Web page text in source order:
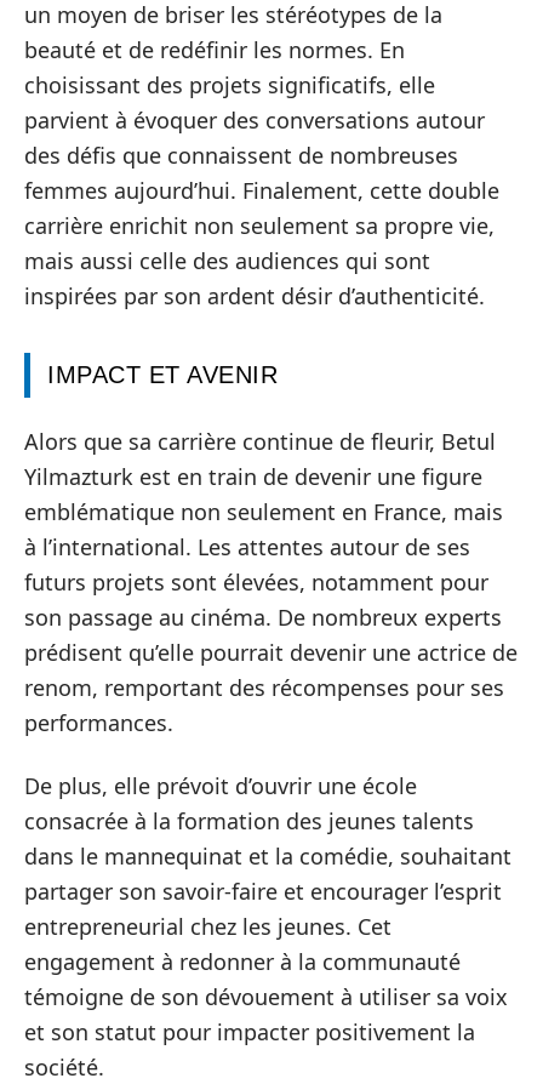
un moyen de briser les stéréotypes de la
beauté et de redéfinir les normes. En
choisissant des projets significatifs, elle
parvient à évoquer des conversations autour
des défis que connaissent de nombreuses
femmes aujourd’hui. Finalement, cette double
carrière enrichit non seulement sa propre vie,
mais aussi celle des audiences qui sont
inspirées par son ardent désir d’authenticité.
IMPACT ET AVENIR
Alors que sa carrière continue de fleurir, Betul
Yilmazturk est en train de devenir une figure
emblématique non seulement en France, mais
à l’international. Les attentes autour de ses
futurs projets sont élevées, notamment pour
son passage au cinéma. De nombreux experts
prédisent qu’elle pourrait devenir une actrice de
renom, remportant des récompenses pour ses
performances.
De plus, elle prévoit d’ouvrir une école
consacrée à la formation des jeunes talents
dans le mannequinat et la comédie, souhaitant
partager son savoir-faire et encourager l’esprit
entrepreneurial chez les jeunes. Cet
engagement à redonner à la communauté
témoigne de son dévouement à utiliser sa voix
et son statut pour impacter positivement la
société.